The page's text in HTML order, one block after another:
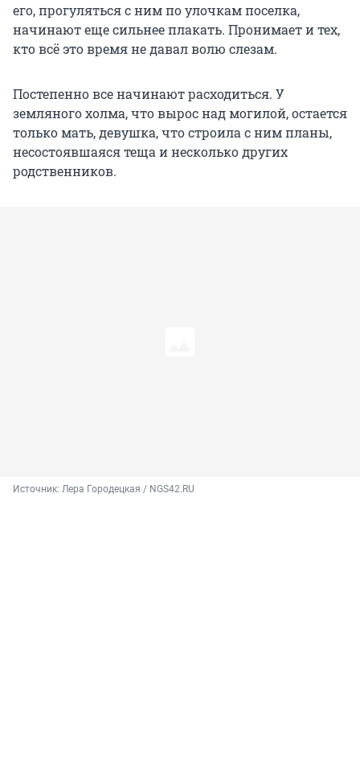
его, прогуляться с ним по улочкам поселка,
начинают еще сильнее плакать. Пронимает и тех,
кто всё это время не давал волю слезам.
Постепенно все начинают расходиться. У
земляного холма, что вырос над могилой, остается
только мать, девушка, что строила с ним планы,
несостоявшаяся теща и несколько других
родственников.
Источник: Лера Городецкая / NGS42.RU